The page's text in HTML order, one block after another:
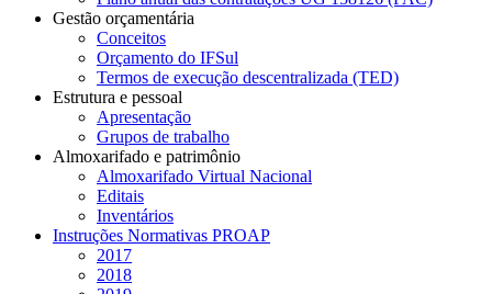
Gestão orçamentária
Conceitos
Orçamento do IFSul
Termos de execução descentralizada (TED)
Estrutura e pessoal
Apresentação
Grupos de trabalho
Almoxarifado e patrimônio
Almoxarifado Virtual Nacional
Editais
Inventários
Instruções Normativas PROAP
2017
2018